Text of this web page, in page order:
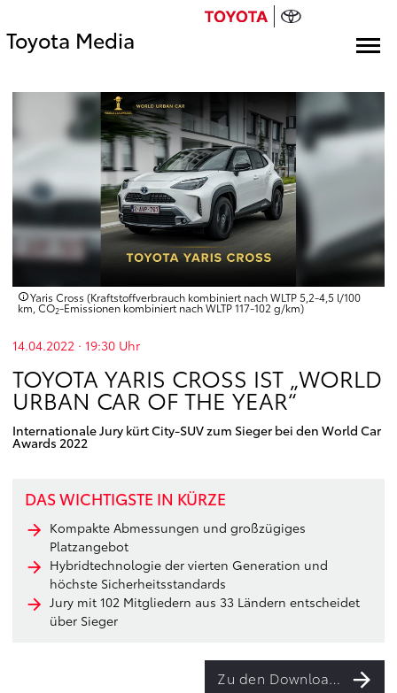
Toyota Media
Yaris Cross (Kraftstoffverbrauch kombiniert nach WLTP 5,2-4,5 l/100
km, CO2-Emissionen kombiniert nach WLTP 117-102 g/km)
14.04.2022 · 19:30 Uhr
TOYOTA YARIS CROSS IST „WORLD
URBAN CAR OF THE YEAR“
Internationale Jury kürt City-SUV zum Sieger bei den World Car
Awards 2022
DAS WICHTIGSTE IN KÜRZE
Kompakte Abmessungen und großzügiges
Platzangebot
Hybridtechnologie der vierten Generation und
höchste Sicherheitsstandards
Jury mit 102 Mitgliedern aus 33 Ländern entscheidet
über Sieger
Zu den Downloads